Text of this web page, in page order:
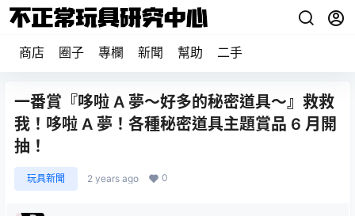
商店 圈子 專欄 新聞 幫助 二手
一番賞『哆啦 A 夢～好多的秘密道具～』救救
我！哆啦 A 夢！各種秘密道具主題賞品 6 月開
抽！
玩具新聞 2 years ago 0